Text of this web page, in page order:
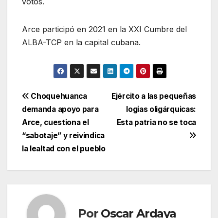
Arce participó en 2021 en la XXI Cumbre del
ALBA-TCP en la capital cubana.
Navegación
de
entradas
Ejército a las pequeñas
logias oligárquicas:
Esta patria no se toca
Choquehuanca
demanda apoyo para
Arce, cuestiona el
“sabotaje” y reivindica
la lealtad con el pueblo
Por Oscar Ardaya